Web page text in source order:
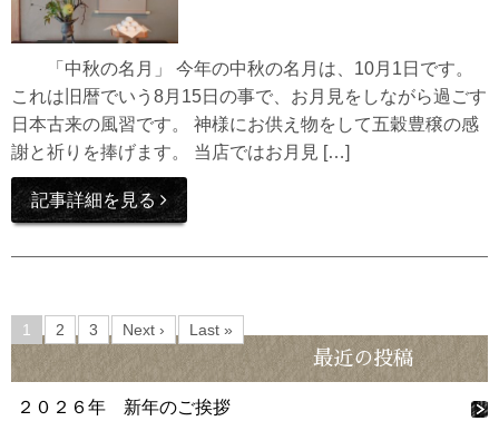
「中秋の名月」 今年の中秋の名月は、10月1日です。
これは旧暦でいう8月15日の事で、お月見をしながら過ごす
日本古来の風習です。 神様にお供え物をして五穀豊穣の感
謝と祈りを捧げます。 当店ではお月見 […]
記事詳細を見る
1 2 3 Next › Last »
最近の投稿
２０２６年 新年のご挨拶